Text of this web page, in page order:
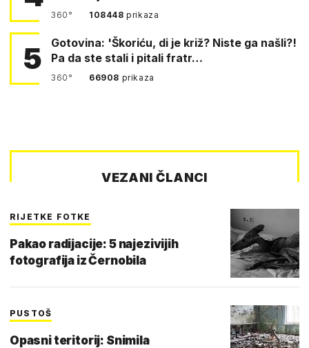
360° 108448prikaza
5
Gotovina: 'Škoriću, di je križ? Niste ga našli?!
Pa da ste stali i pitali fratr…
360° 66908 prikaza
VEZANI ČLANCI
RIJETKE FOTKE
Pakao radijacije: 5 najezivijih
fotografija iz Černobila
PUSTOŠ
Opasni teritorij: Snimila